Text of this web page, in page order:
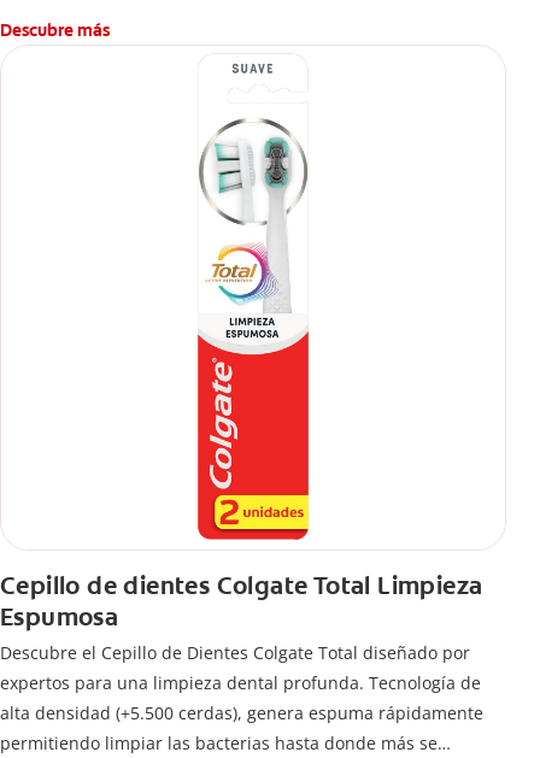
caries.
Descubre más
Cepillo de dientes Colgate Total Limpieza
Espumosa
Descubre el Cepillo de Dientes Colgate Total diseñado por
expertos para una limpieza dental profunda. Tecnología de
alta densidad (+5.500 cerdas), genera espuma rápidamente
permitiendo limpiar las bacterias hasta donde más se